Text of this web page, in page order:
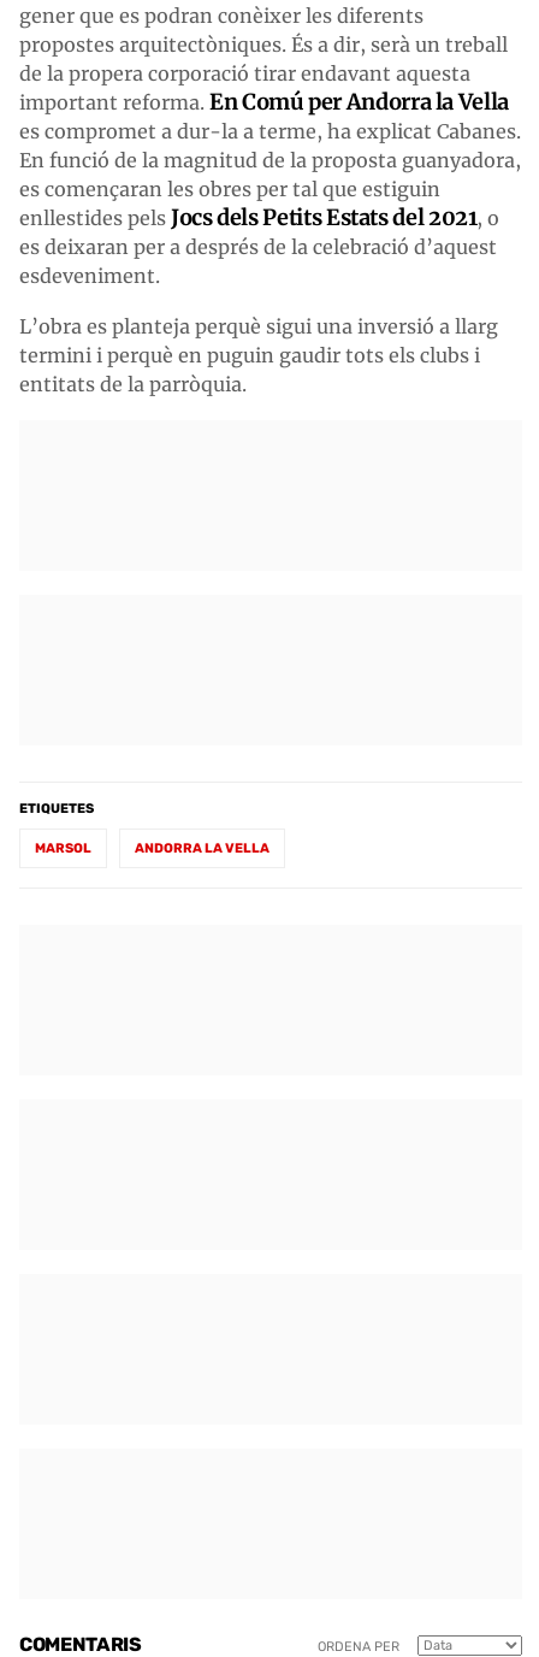
gener que es podran conèixer les diferents
propostes arquitectòniques. És a dir, serà un treball
de la propera corporació tirar endavant aquesta
important reforma. En Comú per Andorra la Vella
es compromet a dur-la a terme, ha explicat Cabanes.
En funció de la magnitud de la proposta guanyadora,
es començaran les obres per tal que estiguin
enllestides pels Jocs dels Petits Estats del 2021, o
es deixaran per a després de la celebració d’aquest
esdeveniment.
L’obra es planteja perquè sigui una inversió a llarg
termini i perquè en puguin gaudir tots els clubs i
entitats de la parròquia.
ETIQUETES
MARSOL ANDORRA LA VELLA
COMENTARIS ORDENA PER